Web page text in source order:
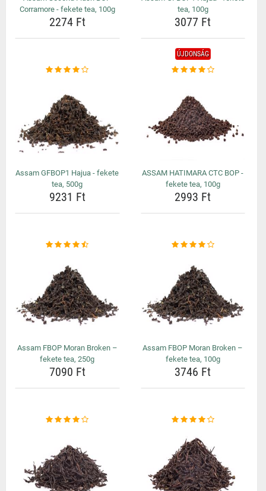
Corramore - fekete tea, 100g
2274 Ft
tea, 100g
3077 Ft
Assam GFBOP1 Hajua - fekete
tea, 500g
9231 Ft
ÚJDONSÁG
ASSAM HATIMARA CTC BOP -
fekete tea, 100g
2993 Ft
Assam FBOP Moran Broken –
fekete tea, 250g
7090 Ft
Assam FBOP Moran Broken –
fekete tea, 100g
3746 Ft